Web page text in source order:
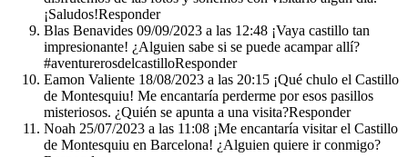
¡Saludos!Responder
Blas Benavides 09/09/2023 a las 12:48 ¡Vaya castillo tan
impresionante! ¿Alguien sabe si se puede acampar allí?
#aventurerosdelcastilloResponder
Eamon Valiente 18/08/2023 a las 20:15 ¡Qué chulo el Castillo
de Montesquiu! Me encantaría perderme por esos pasillos
misteriosos. ¿Quién se apunta a una visita?Responder
Noah 25/07/2023 a las 11:08 ¡Me encantaría visitar el Castillo
de Montesquiu en Barcelona! ¿Alguien quiere ir conmigo?